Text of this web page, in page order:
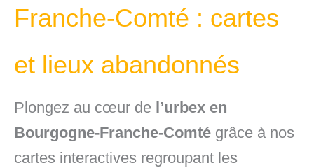
Franche-Comté : cartes
et lieux abandonnés
Plongez au cœur de l’urbex en
Bourgogne-Franche-Comté grâce à nos
cartes interactives regroupant les